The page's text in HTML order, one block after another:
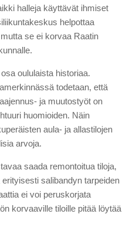
halleja käyttävät ihmiset
helpottaa
se ei korvaa Raatin
oululaista historiaa.
todetaan, että
ja muutostyöt on
huomioiden. Näin
aula- ja allastilojen
arvoja.
saada remontoitua tiloja,
salibandyn tarpeiden
ei voi peruskorjata
korvaaville tiloille pitää löytää